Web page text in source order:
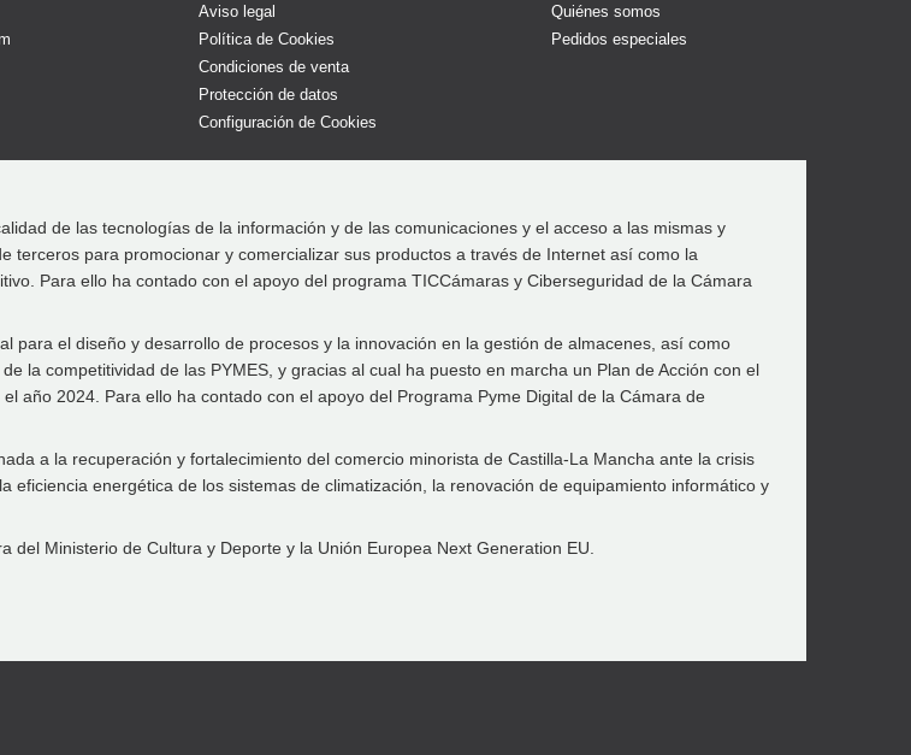
Aviso legal
Política de Cookies
Condiciones de venta
Protección de datos
Configuración de Cookies
Quiénes somos
Pedidos especiales
de las tecnologías de la información y de las comunicaciones y el acceso a las mismas y
para promocionar y comercializar sus productos a través de Internet así como la
Para ello ha contado con el apoyo del programa TICCámaras y Ciberseguridad de la Cámara
para el diseño y desarrollo de procesos y la innovación en la gestión de almacenes, así como
la competitividad de las PYMES, y gracias al cual ha puesto en marcha un Plan de Acción con el
año 2024. Para ello ha contado con el apoyo del Programa Pyme Digital de la Cámara de
a la recuperación y fortalecimiento del comercio minorista de Castilla-La Mancha ante la crisis
energética de los sistemas de climatización, la renovación de equipamiento informático y
Ministerio de Cultura y Deporte y la Unión Europea Next Generation EU.